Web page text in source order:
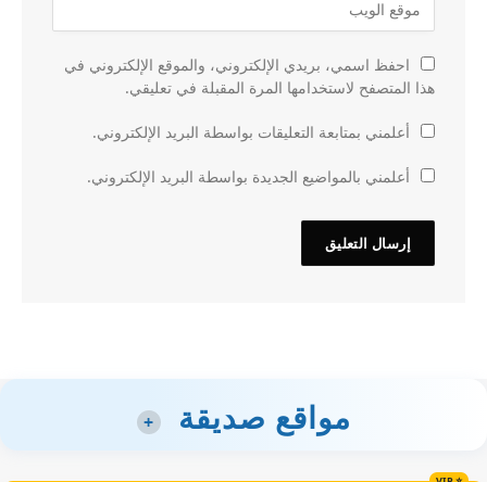
احفظ اسمي، بريدي الإلكتروني، والموقع الإلكتروني في
هذا المتصفح لاستخدامها المرة المقبلة في تعليقي.
أعلمني بمتابعة التعليقات بواسطة البريد الإلكتروني.
أعلمني بالمواضيع الجديدة بواسطة البريد الإلكتروني.
مواقع صديقة +